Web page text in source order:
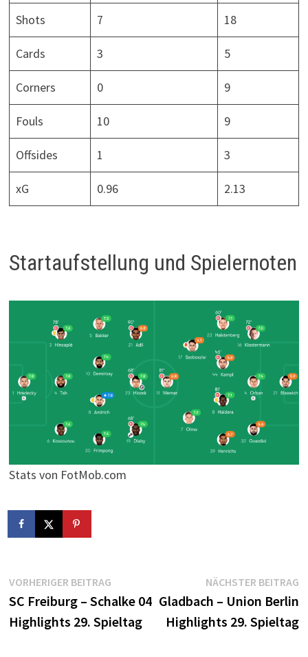
Shots 7 18
Cards 3 5
Corners 0 9
Fouls 10 9
Offsides 1 3
xG 0.96 2.13
Startaufstellung und Spielernoten
Stats von FotMob.com
Beitragsnavigation
VORHERIGER BEITRAGVorheriger
Beitrag:
SC Freiburg – Schalke 04
Highlights 29. Spieltag
NÄCHSTER BEITRAG
Gladbach – Union Berlin
Highlights 29. Spieltag